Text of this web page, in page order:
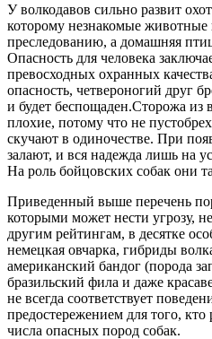
У волкодавов сильно развит
которому незнакомые животные
преследованию, а домашняя
Опасность для человека
превосходных охранных
опасность, четвероногий друг
и будет беспощаден.Сторожа из
плохие, потому что не
скучают в одиночестве. При
залают, и вся надежда лишь на
На роль бойцовских собак они
Приведенный выше перечень
которыми может нести угрозу,
другим рейтингам, в десятке
немецкая овчарка, гибриды
американский бандог (порода
бразильский фила и даже
не всегда соответствует
предостережением для того,
числа опасных пород собак.